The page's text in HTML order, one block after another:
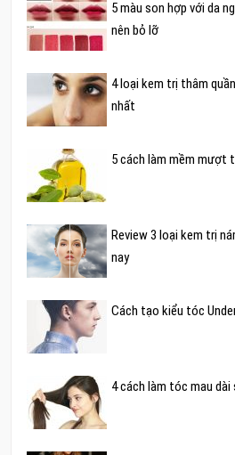
5 màu son hợp với da
nên bỏ lỡ
4 loại kem trị thâm
nhất
5 cách làm mềm mượt
Review 3 loại kem trị
nay
Cách tạo kiểu tóc
4 cách làm tóc mau